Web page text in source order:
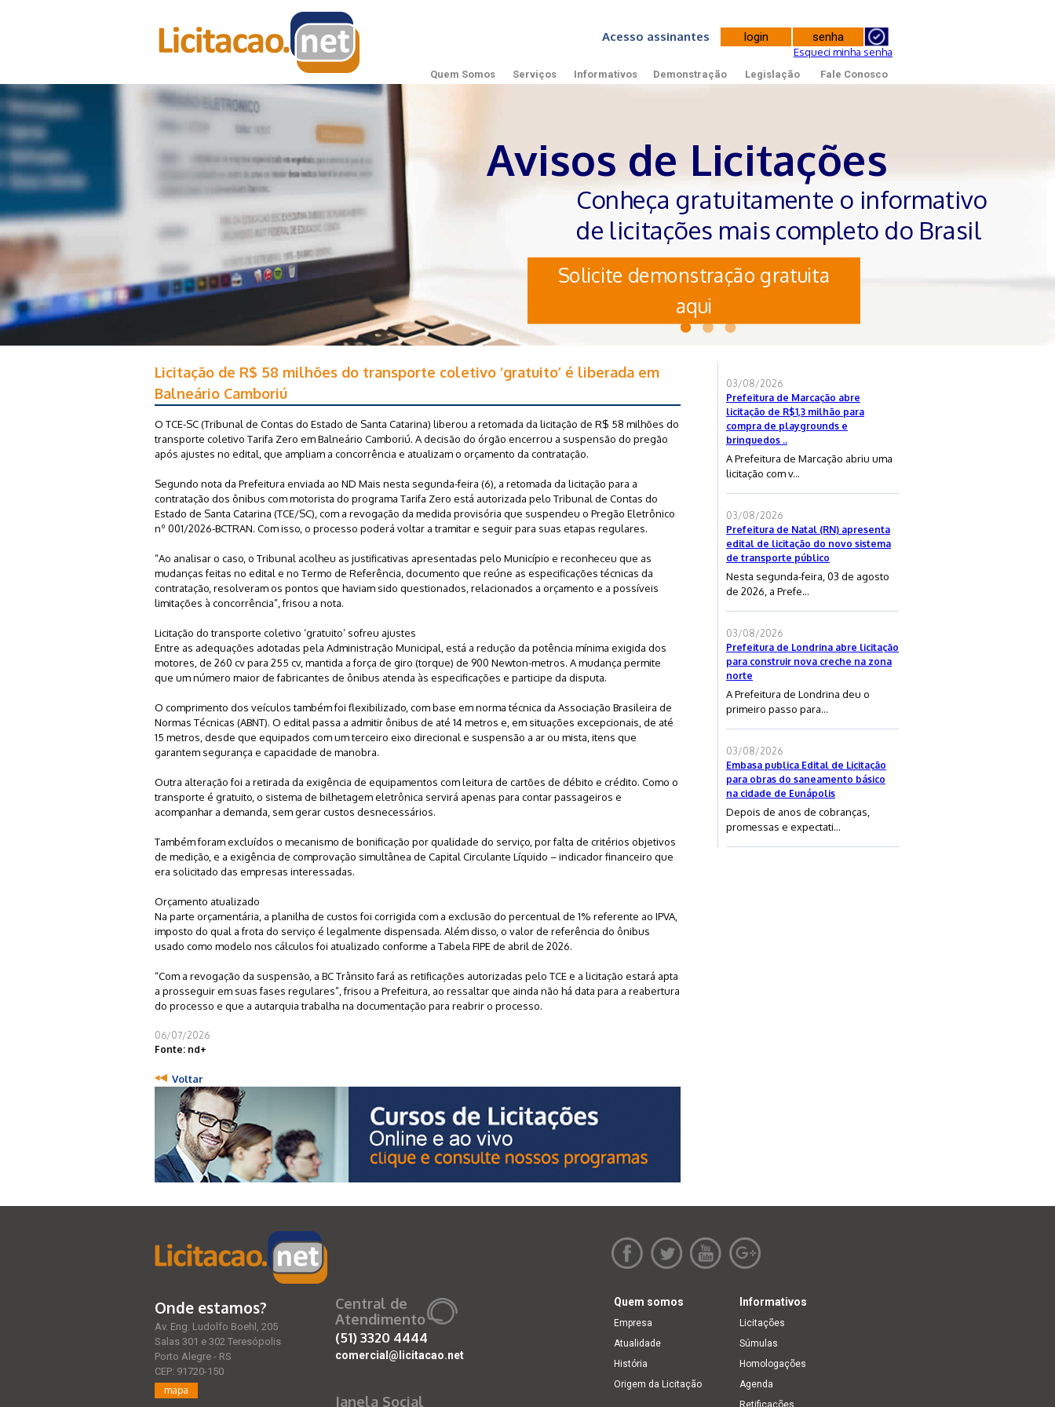
Acesso assinantes
Esqueci minha senha
Quem Somos Serviços Informativos Demonstração Legislação Fale Conosco
Avisos de Licitações
Conheça gratuitamente o informativo
de licitações mais completo do Brasil
Solicite demonstração gratuita
aqui
Licitação de R$ 58 milhões do transporte coletivo ‘gratuito’ é liberada em
Balneário Camboriú
O TCE-SC (Tribunal de Contas do Estado de Santa Catarina) liberou a retomada da licitação de R$ 58 milhões do
transporte coletivo Tarifa Zero em Balneário Camboriú. A decisão do órgão encerrou a suspensão do pregão
após ajustes no edital, que ampliam a concorrência e atualizam o orçamento da contratação.
Segundo nota da Prefeitura enviada ao ND Mais nesta segunda-feira (6), a retomada da licitação para a
contratação dos ônibus com motorista do programa Tarifa Zero está autorizada pelo Tribunal de Contas do
Estado de Santa Catarina (TCE/SC), com a revogação da medida provisória que suspendeu o Pregão Eletrônico
nº 001/2026-BCTRAN. Com isso, o processo poderá voltar a tramitar e seguir para suas etapas regulares.
“Ao analisar o caso, o Tribunal acolheu as justificativas apresentadas pelo Município e reconheceu que as
mudanças feitas no edital e no Termo de Referência, documento que reúne as especificações técnicas da
contratação, resolveram os pontos que haviam sido questionados, relacionados a orçamento e a possíveis
limitações à concorrência”, frisou a nota.
Licitação do transporte coletivo ‘gratuito’ sofreu ajustes
Entre as adequações adotadas pela Administração Municipal, está a redução da potência mínima exigida dos
motores, de 260 cv para 255 cv, mantida a força de giro (torque) de 900 Newton-metros. A mudança permite
que um número maior de fabricantes de ônibus atenda às especificações e participe da disputa.
O comprimento dos veículos também foi flexibilizado, com base em norma técnica da Associação Brasileira de
Normas Técnicas (ABNT). O edital passa a admitir ônibus de até 14 metros e, em situações excepcionais, de até
15 metros, desde que equipados com um terceiro eixo direcional e suspensão a ar ou mista, itens que
garantem segurança e capacidade de manobra.
Outra alteração foi a retirada da exigência de equipamentos com leitura de cartões de débito e crédito. Como o
transporte é gratuito, o sistema de bilhetagem eletrônica servirá apenas para contar passageiros e
acompanhar a demanda, sem gerar custos desnecessários.
Também foram excluídos o mecanismo de bonificação por qualidade do serviço, por falta de critérios objetivos
de medição, e a exigência de comprovação simultânea de Capital Circulante Líquido – indicador financeiro que
era solicitado das empresas interessadas.
Orçamento atualizado
Na parte orçamentária, a planilha de custos foi corrigida com a exclusão do percentual de 1% referente ao IPVA,
imposto do qual a frota do serviço é legalmente dispensada. Além disso, o valor de referência do ônibus
usado como modelo nos cálculos foi atualizado conforme a Tabela FIPE de abril de 2026.
“Com a revogação da suspensão, a BC Trânsito fará as retificações autorizadas pelo TCE e a licitação estará apta
a prosseguir em suas fases regulares”, frisou a Prefeitura, ao ressaltar que ainda não há data para a reabertura
do processo e que a autarquia trabalha na documentação para reabrir o processo.
06/07/2026
Fonte: nd+
Voltar
03/08/2026
Prefeitura de Marcação abre
licitação de R$1,3 milhão para
compra de playgrounds e
brinquedos ..
A Prefeitura de Marcação abriu uma
licitação com v...
03/08/2026
Prefeitura de Natal (RN) apresenta
edital de licitação do novo sistema
de transporte público
Nesta segunda-feira, 03 de agosto
de 2026, a Prefe...
03/08/2026
Prefeitura de Londrina abre licitação
para construir nova creche na zona
norte
A Prefeitura de Londrina deu o
primeiro passo para...
03/08/2026
Embasa publica Edital de Licitação
para obras do saneamento básico
na cidade de Eunápolis
Depois de anos de cobranças,
promessas e expectati...
Onde estamos?
Av. Eng. Ludolfo Boehl, 205
Salas 301 e 302 Teresópolis
Porto Alegre - RS
CEP: 91720-150
mapa
Central de
Atendimento
(51)3320 4444
comercial@licitacao.net
Janela Social
Quem somos
Empresa
Atualidade
História
Origem da Licitação
Informativos
Licitações
Súmulas
Homologações
Agenda
Retificações